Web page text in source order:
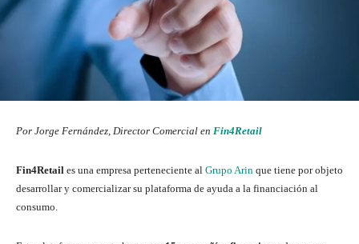
Por Jorge Fernández, Director Comercial en Fin4Retail
Fin4Retail es una empresa perteneciente al Grupo Arin que tiene por objeto
desarrollar y comercializar su plataforma de ayuda a la financiación al
consumo.